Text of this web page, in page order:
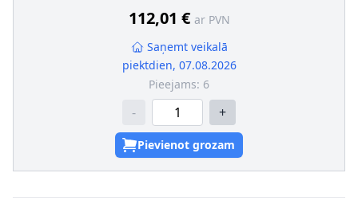
112,01 € ar PVN
Saņemt veikalā
piektdien, 07.08.2026
Pieejams: 6
- +
Pievienot grozam